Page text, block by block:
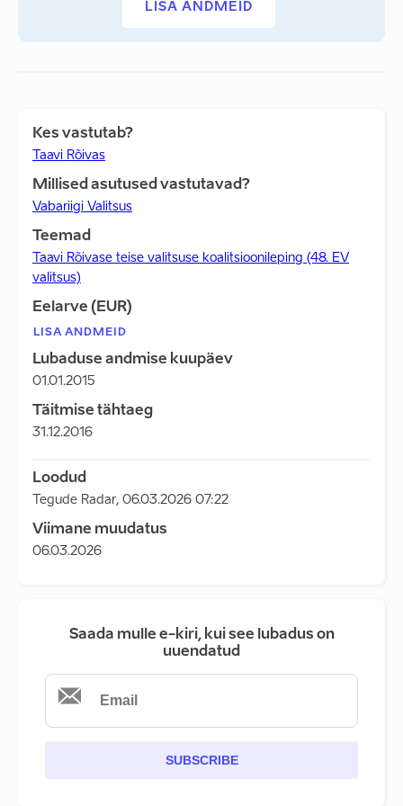
LISA ANDMEID
Kes vastutab?
Taavi Rõivas
Millised asutused vastutavad?
Vabariigi Valitsus
Teemad
Taavi Rõivase teise valitsuse koalitsioonileping (48. EV
valitsus)
Eelarve (EUR)
LISA ANDMEID
Lubaduse andmise kuupäev
01.01.2015
Täitmise tähtaeg
31.12.2016
Loodud
Tegude Radar, 06.03.2026 07:22
Viimane muudatus
06.03.2026
Saada mulle e-kiri, kui see lubadus on
uuendatud
SUBSCRIBE